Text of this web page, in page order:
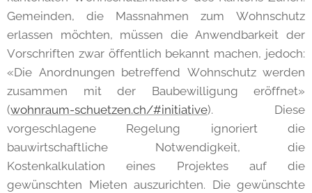
Gemeinden, die Massnahmen zum Wohnschutz
erlassen möchten, müssen die Anwendbarkeit der
Vorschriften zwar öffentlich bekannt machen, jedoch:
«Die Anordnungen betreffend Wohnschutz werden
zusammen mit der Baubewilligung eröffnet»
(wohnraum-schuetzen.ch/#initiative). Diese
vorgeschlagene Regelung ignoriert die
bauwirtschaftliche Notwendigkeit, die
Kostenkalkulation eines Projektes auf die
gewünschten Mieten auszurichten. Die gewünschte